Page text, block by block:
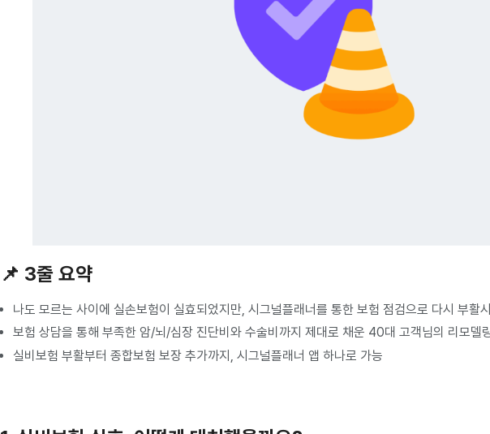
📌 3줄 요약
나도 모르는 사이에 실손보험이 실효되었지만, 시그널플래너를 통한 보험 점검으로 다시 부활
보험 상담을 통해 부족한 암/뇌/심장 진단비와 수술비까지 제대로 채운 40대 고객님의 리모델
실비보험 부활부터 종합보험 보장 추가까지, 시그널플래너 앱 하나로 가능